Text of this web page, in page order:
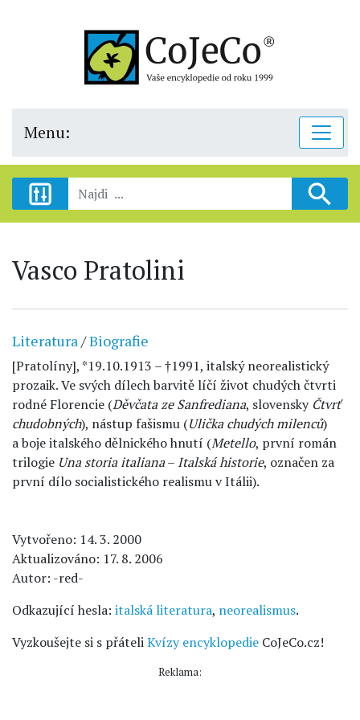
Menu:
Vasco Pratolini
Literatura/Biografie
[Pratolíny], *19.10.1913 – †1991, italský neorealistický
prozaik. Ve svých dílech barvitě líčí život chudých čtvrti
rodné Florencie (Děvčata ze Sanfrediana, slovensky Čtvrť
chudobných), nástup fašismu (Ulička chudých milenců)
a boje italského dělnického hnutí (Metello, první román
trilogie Una storia italiana– Italská historie, označen za
první dílo socialistického realismu v Itálii).
Vytvořeno: 14. 3. 2000
Aktualizováno: 17. 8. 2006
Autor: -red-
Odkazující hesla: italská literatura, neorealismus.
Vyzkoušejte si s přáteliKvízy encyklopedie CoJeCo.cz!
Reklama: